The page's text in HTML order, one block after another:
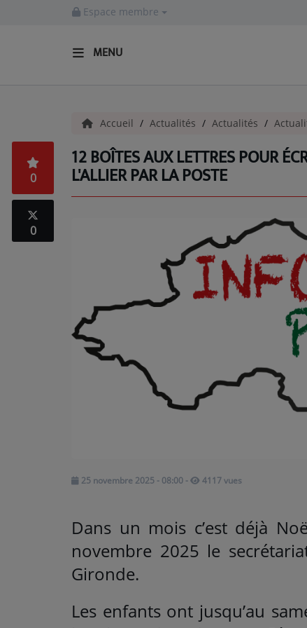
Espace membre
MENU
INFOS - ALLIER
AGENDA CULTUREL - ALLIER
INFOS POP ROCK
Titres diffusés
Accueil Actualités Actualités
12 BOÎTES AUX LETTRES POUR
L'ALLIER PAR LA POSTE
0
0
25 novembre 2025 - 08:00 - 4117 vues
Dans un mois c’est déjà
novembre 2025 le
Gironde.
Les enfants ont jusqu’au